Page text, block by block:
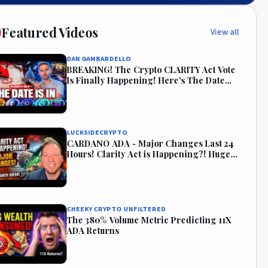
Featured Videos View all
DAN GAMBARDELLO
BREAKING! The Crypto CLARITY Act Vote
Is Finally Happening! Here's The Date...
LUCKSIDECRYPTO
CARDANO ADA - Major Changes Last 24
Hours! Clarity Act is Happening?! Huge
Month Ahead!
CHEEKY CRYPTO UNFILTERED
The 380% Volume Metric Predicting 11X
ADA Returns